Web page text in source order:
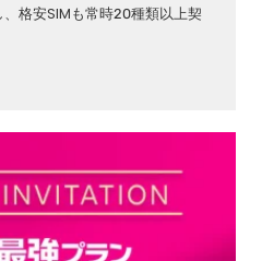
格安SIMも常時20種類以上契